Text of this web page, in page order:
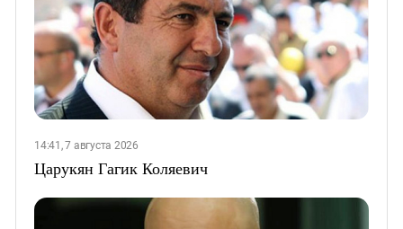
14:41, 7 августа 2026
Царукян Гагик Коляевич